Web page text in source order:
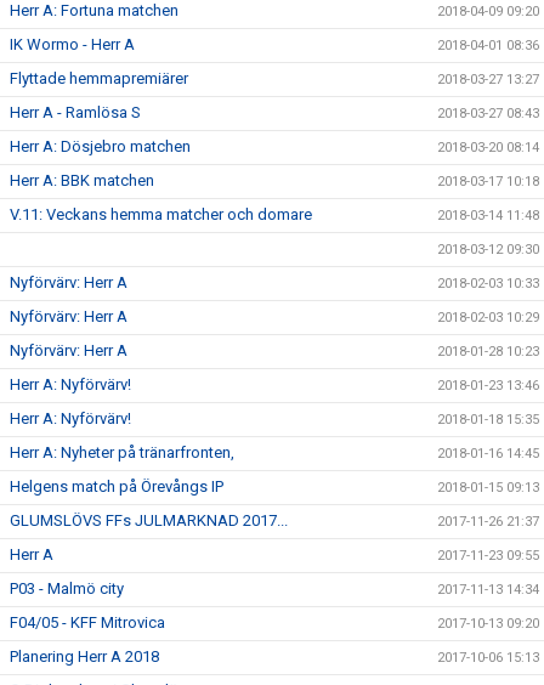
Herr A: Fortuna matchen 2018-04-09 09:20
IK Wormo - Herr A 2018-04-01 08:36
Flyttade hemmapremiärer 2018-03-27 13:27
Herr A - Ramlösa S 2018-03-27 08:43
Herr A: Dösjebro matchen 2018-03-20 08:14
Herr A: BBK matchen 2018-03-17 10:18
V.11: Veckans hemma matcher och domare 2018-03-14 11:48
2018-03-12 09:30
Nyförvärv: Herr A 2018-02-03 10:33
Nyförvärv: Herr A 2018-02-03 10:29
Nyförvärv: Herr A 2018-01-28 10:23
Herr A: Nyförvärv! 2018-01-23 13:46
Herr A: Nyförvärv! 2018-01-18 15:35
Herr A: Nyheter på tränarfronten, 2018-01-16 14:45
Helgens match på Örevångs IP 2018-01-15 09:13
GLUMSLÖVS FFs JULMARKNAD 2017... 2017-11-26 21:37
Herr A 2017-11-23 09:55
P03 - Malmö city 2017-11-13 14:34
F04/05 - KFF Mitrovica 2017-10-13 09:20
Planering Herr A 2018 2017-10-06 15:13